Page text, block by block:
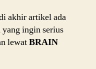
akhir artikel ada
ingin serius
lewatBRAIN